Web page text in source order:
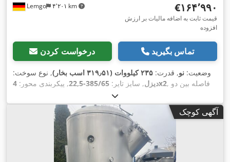
Lemgo ۴٬۲۰۱ km ‎€۱۶۴٬۹۹۰
قیمت ثابت به اضافه مالیات بر ارزش
افزوده
درخواست کردن تماس بگیرید
وضعیت: نو, قدرت: ۲۳۵ کیلووات (۳۱۹٫۵۱ اسب بخار)
, نوع سوخت:
دیزل, سایز تایر: 385/65-22,5 , پیکربندی محور: 4x2, فاصله بین دو
, سوخت:دیزل
ل, رنگ:سفید, کابین راننده:کابین روزانه, نوع چرخ‌دنده:خودکار,
سیستم تعلیق:
, طول فضای بارگیری:۴۲٬۰۰۰ میلی‌متر
۲۴٬۲۰۰ میلی‌متر , ارتفاع فضای بارگیری:
میلی‌متر, تجهیزات:
EBS (سیستم ترمز الکترونیکی), آینه برقی, اتصال
یدک‌کش, ادبلو, اِی‌بی‌اِس‎, برنامه پایداری الکترونیکی (ESP), بلوتوث,
تنظیم برقی پنجره, تهویه مطبوع, جرثقیل, رایانه‌ی روی برد, سیستم
آگهی کوچک